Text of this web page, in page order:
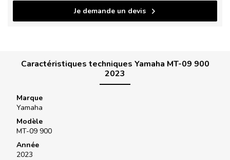
Je demande un devis
Caractéristiques techniques Yamaha MT-09 900
2023
Marque
Yamaha
Modèle
MT-09 900
Année
2023